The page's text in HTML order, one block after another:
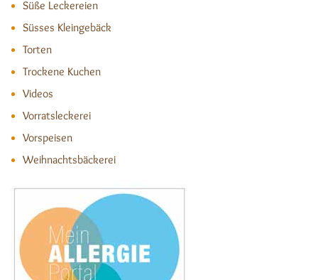
Süße Leckereien
Süsses Kleingebäck
Torten
Trockene Kuchen
Videos
Vorratsleckerei
Vorspeisen
Weihnachtsbäckerei